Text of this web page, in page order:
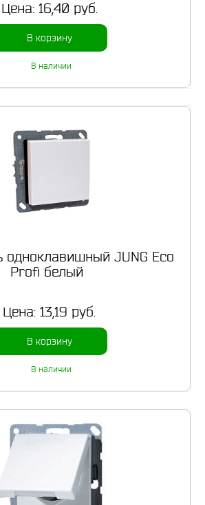
Цена: 16,40 руб.
В корзину
В наличии
одноклавишный JUNG Eco
Profi белый
Цена: 13,19 руб.
В корзину
В наличии